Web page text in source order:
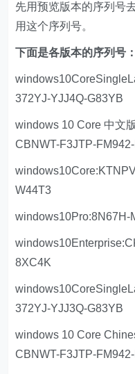
先用预览版本的序列号
用这个序列号。
下面是各版本的序列号：
372YJ-YJJ4Q-G83YB
windows 10 Core 中文
CBNWT-F3JTP-
W44T3
windows10Pro:8N67H-
8XC4K
372YJ-YJJ3Q-G83YB
windows 10 Core
CBNWT-F3JTP-